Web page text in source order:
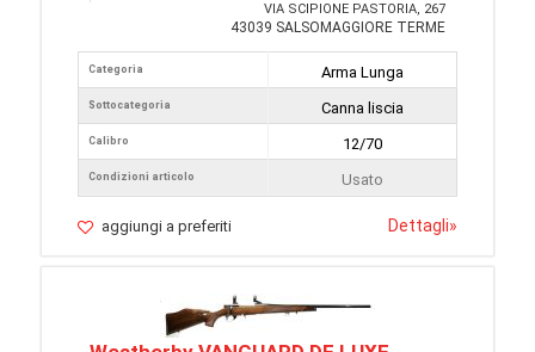
VIA SCIPIONE PASTORIA, 267
43039 SALSOMAGGIORE TERME
Categoria
Sottocategoria
Calibro
Condizioni articolo
Arma Lunga
Canna liscia
12/70
Usato
aggiungi a preferiti Dettagli»